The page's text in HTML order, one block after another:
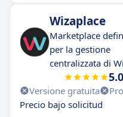
Wizaplace
Marketplace
per la gestione
centralizzata di
5.0
Versione gratuita
Precio bajo solicitud